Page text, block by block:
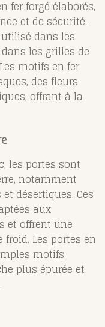
fer forgé élaborés,
et de sécurité.
dans les
les grilles de
motifs en fer
des fleurs
offrant à la
les portes sont
notamment
désertiques. Ces
aux
et offrent une
Les portes en
motifs
plus épurée et